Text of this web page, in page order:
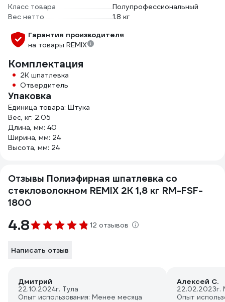
Класс товара
Полупрофессиональный
Вес нетто
1.8 кг
Гарантия производителя
на товары REMIX
Комплектация
2К шпатлевка
Отвердитель
Упаковка
Единица товара: Штука
Вес, кг: 2.05
Длина, мм: 40
Ширина, мм: 24
Высота, мм: 24
Отзывы Полиэфирная шпатлевка со
стекловолокном REMIX 2К 1,8 кг RM-FSF-
1800
4.8 12 отзывов
Написать отзыв
Дмитрий
22.10.2024г. Тула
Опыт использования: Менее месяца
Алексей С.
22.02.2023г.
Опыт